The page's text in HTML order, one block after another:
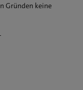
Gründen keine